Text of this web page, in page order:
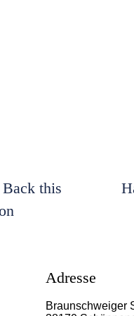
this
Adresse
Braunschweiger